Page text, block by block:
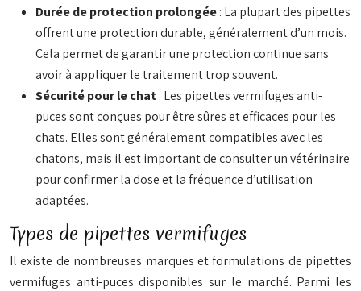
Durée de protection prolongée: La plupart des pipettes
offrent une protection durable, généralement d’un mois.
Cela permet de garantir une protection continue sans
avoir à appliquer le traitement trop souvent.
Sécurité pour le chat: Les pipettes vermifuges anti-
puces sont conçues pour être sûres et efficaces pour les
chats. Elles sont généralement compatibles avec les
chatons, mais il est important de consulter un vétérinaire
pour confirmer la dose et la fréquence d’utilisation
adaptées.
Types de pipettes vermifuges
Il existe de nombreuses marques et formulations de pipettes
vermifuges anti-puces disponibles sur le marché. Parmi les